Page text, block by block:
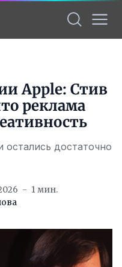
Apple: Стив
реклама
достаточно
1 мин.